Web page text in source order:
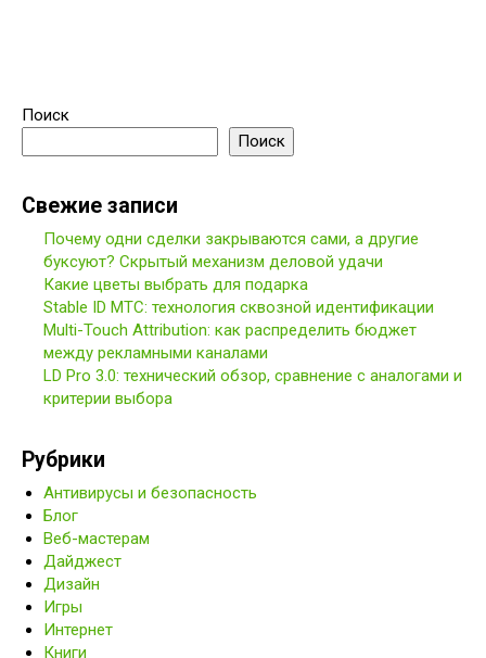
Поиск
Поиск
Свежие записи
Почему одни сделки закрываются сами, а другие
буксуют? Скрытый механизм деловой удачи
Какие цветы выбрать для подарка
Stable ID МТС: технология сквозной идентификации
Multi-Touch Attribution: как распределить бюджет
между рекламными каналами
LD Pro 3.0: технический обзор, сравнение с аналогами и
критерии выбора
Рубрики
Антивирусы и безопасность
Блог
Веб-мастерам
Дайджест
Дизайн
Игры
Интернет
Книги